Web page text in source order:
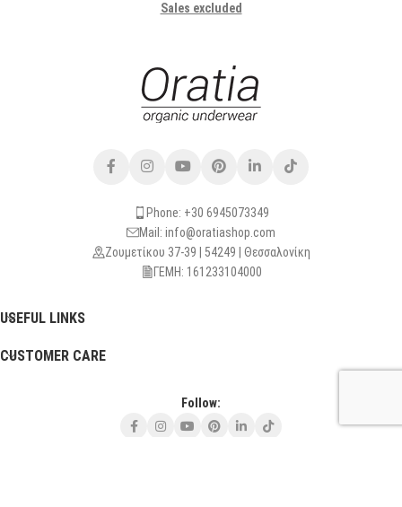
Sales excluded
Phone: +30 6945073349
Mail: info@oratiashop.com
Ζουμετίκου 37-39 | 54249 | Θεσσαλονίκη
ΓΕΜΗ: 161233104000
USEFUL LINKS
CUSTOMER CARE
Follow: